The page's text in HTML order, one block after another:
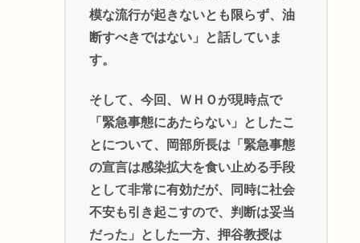
模な流行が起きないとも限らず、油
断すべきではない」と話していま
す。
そして、今回、ＷＨＯが現時点で
「緊急事態にあたらない」としたこ
とについて、岡部所長は「緊急事態
の宣言は感染拡大を食い止める手段
として非常に有効だが、同時に社会
不安も引き起こすので、判断は妥当
だった」とした一方、押谷教授は